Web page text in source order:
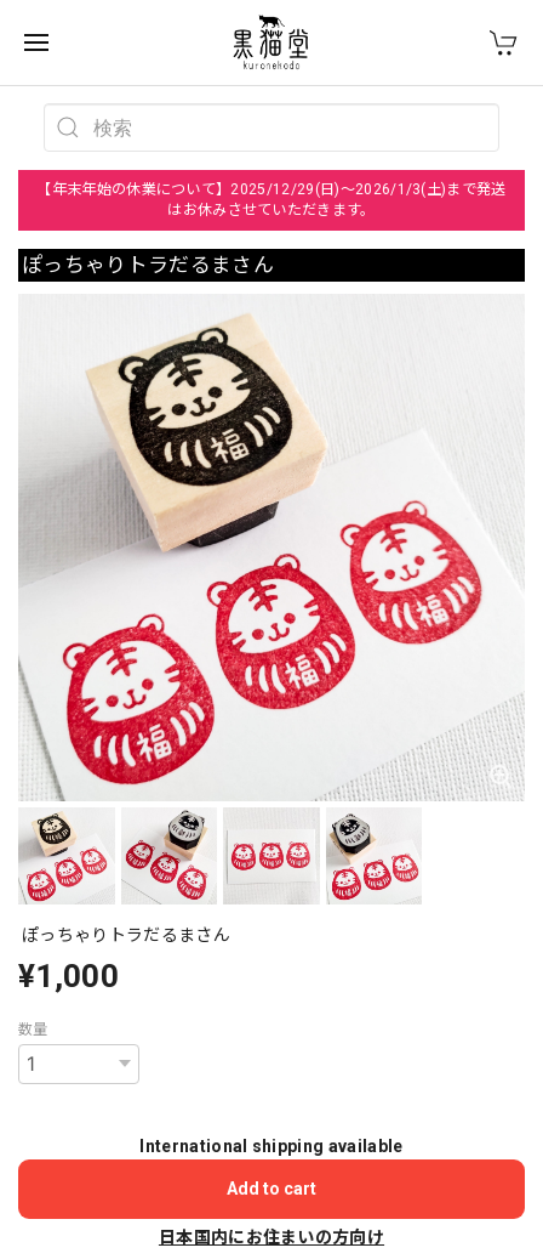
【年末年始の休業について】2025/12/29(日)～2026/1/3(土)まで発送
はお休みさせていただきます。
ぽっちゃりトラだるまさん
ぽっちゃりトラだるまさん
¥1,000
数量
International shipping available
Add to cart
日本国内にお住まいの方向け